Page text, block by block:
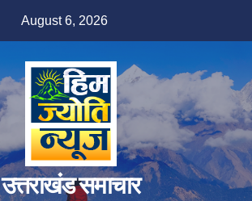
August 6, 2026
उत्तराखंड समाचार